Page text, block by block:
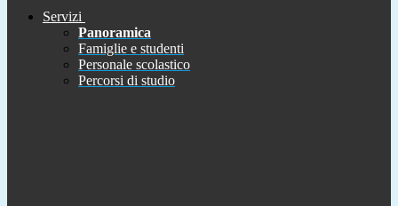
Servizi
Panoramica
Famiglie e studenti
Personale scolastico
Percorsi di studio